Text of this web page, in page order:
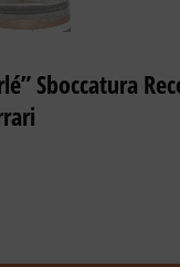
Sboccatura